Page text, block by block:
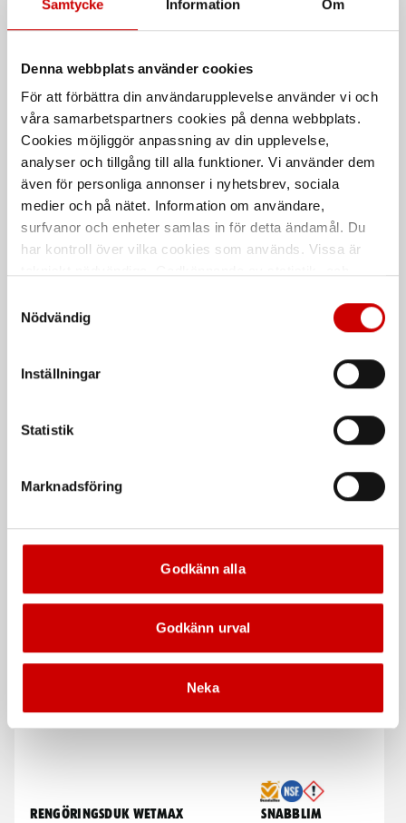
Samtycke Information Om
Denna webbplats använder cookies
För att förbättra din användarupplevelse använder vi och
våra samarbetspartners cookies på denna webbplats.
Cookies möjliggör anpassning av din upplevelse,
analyser och tillgång till alla funktioner. Vi använder dem
även för personliga annonser i nyhetsbrev, sociala
medier och på nätet. Information om användare,
surfvanor och enheter samlas in för detta ändamål. Du
har kontroll över vilka cookies som används. Vissa är
länder utanför EU med olika dataskyddsnormer. Genom
att godkänna samtycker du till sådana överföringar. Läs
Nödvändig
Inställningar
Statistik
Marknadsföring
Godkänn alla
Godkänn urval
Neka
körbanelyftar
Gummiskydd för lyftplattan 2T-77
De som köpte, köpte även
Våtservett för glasögon
Dispenserbox med 100 st.
Stålborste
Kampanj
Rengöringsduk Wetmax
Kampanj
Snabblim